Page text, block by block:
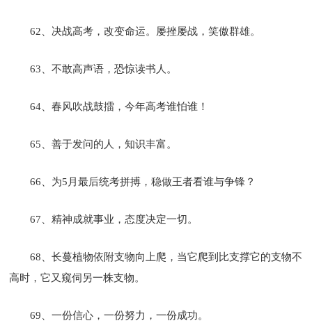
62、决战高考，改变命运。屡挫屡战，笑傲群雄。
63、不敢高声语，恐惊读书人。
64、春风吹战鼓擂，今年高考谁怕谁！
65、善于发问的人，知识丰富。
66、为5月最后统考拼搏，稳做王者看谁与争锋？
67、精神成就事业，态度决定一切。
68、长蔓植物依附支物向上爬，当它爬到比支撑它的支物不
高时，它又窥伺另一株支物。
69、一份信心，一份努力，一份成功。